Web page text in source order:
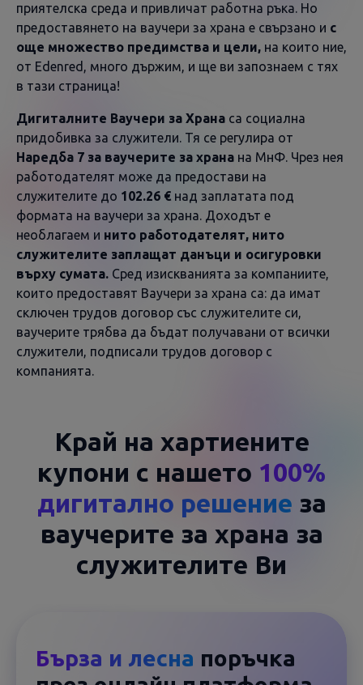
приятелска среда и привличат работна ръка. Но
предоставянето на ваучери за храна е свързано и с
още множество предимства и цели, на които ние,
от Edenred, много държим, и ще ви запознаем с тях
в тази страница!
Дигиталните Ваучери за Храна са социална
придобивка за служители. Тя се регулира от
Наредба 7 за ваучерите за храна на МнФ. Чрез нея
работодателят може да предостави на
служителите до 102.26 € над заплатата под
формата на ваучери за храна. Доходът е
необлагаем и нито работодателят, нито
служителите заплащат данъци и осигуровки
върху сумата. Сред изискванията за компаниите,
които предоставят Ваучери за храна са: да имат
сключен трудов договор със служителите си,
ваучерите трябва да бъдат получавани от всички
служители, подписали трудов договор с
компанията.
Край на хартиените
купони с нашето 100%
дигитално решение за
ваучерите за храна за
служителите Ви
Бърза и лесна поръчка